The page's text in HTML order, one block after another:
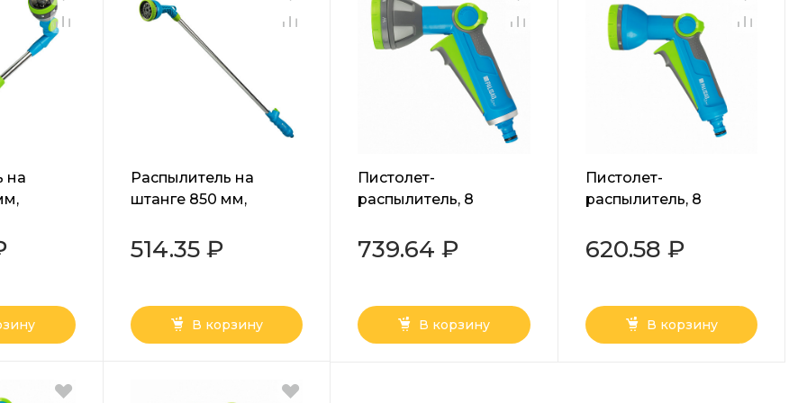
на
Распылитель на
штанге 850 мм,
514.35 ₽
В корзину
Пистолет-
распылитель, 8
регулируемый,
739.64 ₽
В корзину
Пистолет-
распылитель, 8
регулируемый, с
620.58 ₽
В корзину